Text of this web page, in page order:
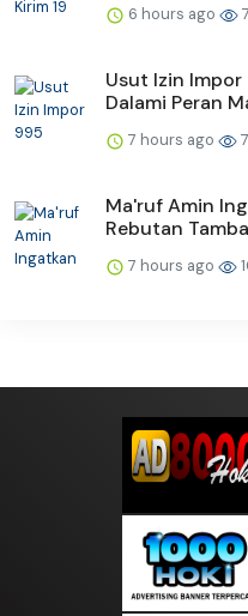
6 hours ago 7
Usut Izin
Dalami Peran
7 hours ago 7
Ma'ruf Amin
Rebutan
7 hours ago